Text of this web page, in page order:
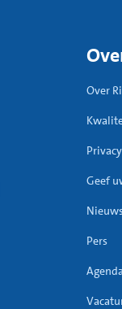
Over
Privacy
Geef
Pers
Agenda